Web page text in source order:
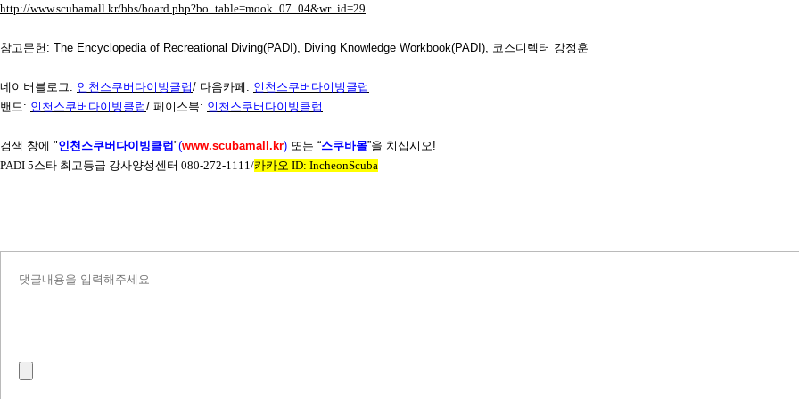
http://www.scubamall.kr/bbs/board.php?bo_table=mook_07_04&wr_id=29
참고문헌 : The Encyclopedia of Recreational Diving(PADI), Diving Knowledge Workbook(PADI), 코스디렉터 강정훈
네이버블로그: 인천스쿠버다이빙클럽/ 다음카페 : 인천스쿠버다이빙클럽
밴드: 인천스쿠버다이빙클럽/ 페이스북: 인천스쿠버다이빙클럽
검색 창에 "인천스쿠버다이빙클럽 "(www.scubamall.kr) 또는 “스쿠바몰”을 치십시오!
PADI 5스타 최고등급 강사양성센터 080-272-1111/카카오 ID: IncheonScuba